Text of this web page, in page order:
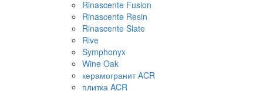
Rinascente Fusion
Rinascente Resin
Rinascente Slate
Rive
Symphonyx
Wine Oak
керамогранит ACR
плитка ACR